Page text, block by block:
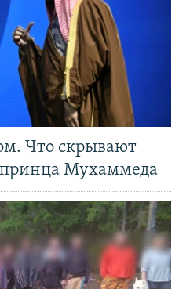
Что скрывают
Мухаммеда